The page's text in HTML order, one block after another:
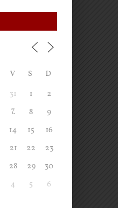
V S D
31 1
2
7 8
9
14 15
16
21 22
23
28 29
30
4 5 6